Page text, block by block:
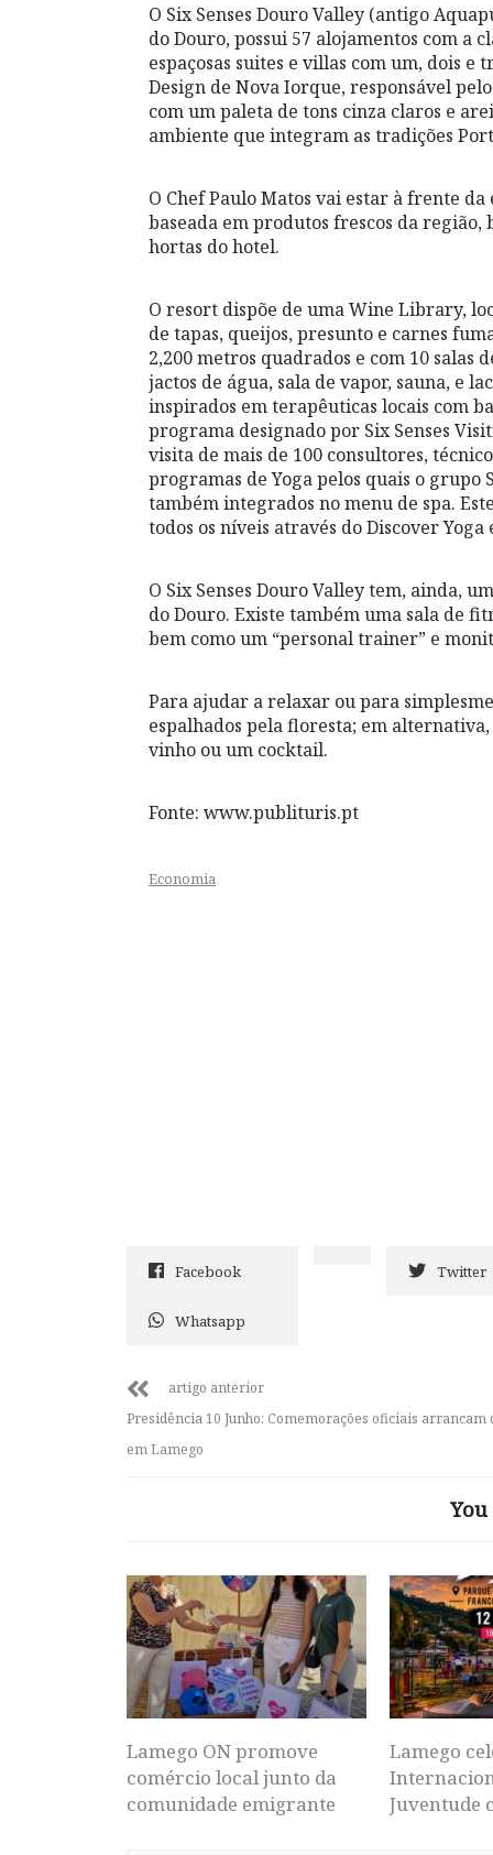
O Six Senses Douro Valley (antigo
do Douro, possui 57 alojamentos com a
espaçosas suites e villas com um, dois
Design de Nova Iorque, responsável
com um paleta de tons cinza claros e
ambiente que integram as tradições
O Chef Paulo Matos vai estar à frente
baseada em produtos frescos da
hortas do hotel.
O resort dispõe de uma Wine Library,
de tapas, queijos, presunto e carnes
2,200 metros quadrados e com 10
jactos de água, sala de vapor, sauna, e
inspirados em terapêuticas locais com
programa designado por Six Senses
visita de mais de 100 consultores,
programas de Yoga pelos quais o grupo
também integrados no menu de spa.
todos os níveis através do Discover Yoga
O Six Senses Douro Valley tem, ainda,
do Douro. Existe também uma sala de
bem como um “personal trainer” e
Para ajudar a relaxar ou para
espalhados pela floresta; em
vinho ou um cocktail.
Fonte: www.publituris.pt
Economia
Facebook Twitter
Whatsapp
artigo anterior
Presidência 10 Junho: Comemorações oficiais arrancam
em Lamego
Lamego ON promove
comércio local junto da
comunidade emigrante
Lamego
Juventude